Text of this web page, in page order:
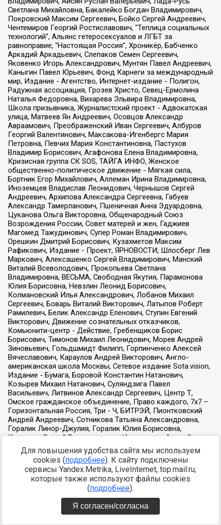
Для повышения удобства сайта мы используем
cookies (подробнее). К сайту подключены
сервисы Yandex.Metrika, LiveInternet, top.mail.ru,
которые также используют файлы cookies
(подробнее).
Я согласен/согласна